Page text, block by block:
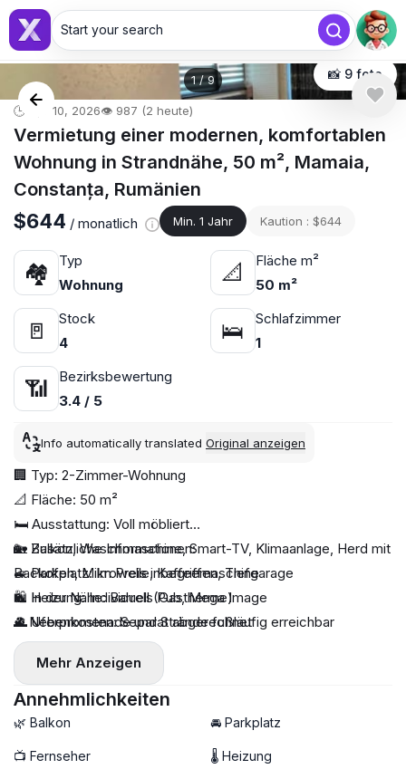
Start your search
1/9 📸 9 foto
🕒 Apr 10, 2026👁️ 987 (2 heute)
Vermietung einer modernen, komfortablen
Wohnung in Strandnähe, 50 m², Mamaia,
Constanța, Rumänien
$644 / monatlich Min. 1 Jahr Kaution : $644
🏘
Typ
Wohnung
📐
Fläche m²
50 m²
🚪
Stock
4
🛌
Schlafzimmer
1
📶
Bezirksbewertung
3.4 / 5
Info automatically translated Original anzeigen
🏢 Typ: 2-Zimmer-Wohnung
📐 Fläche: 50 m²
🛏 Ausstattung: Voll möbliert
🏡 Balkon, Waschmaschine, Smart-TV, Klimaanlage, Herd mit
Backofen, Mikrowelle, Kaffeemaschine
🔥 Heizung: Individuell (Gastherme)
♻️ Nebenkosten: Separat abgerechnet
🧸 Kinder erlaubt: Ja
🐾 Haustiere erlaubt: Nein
📦 Mindestmietdauer: 12 Monate (ANAF-Vertrag)
🔐 Kaution: 1 Monatsmiete
💫 Zusätzliche Informationen:
🚙 Parkplatz: Im Preis inbegriffen, Tiefgarage
🛍️ In der Nähe: Barrels Pub, Mega Image
🌊 Uferpromenade und Strände fußläufig erreichbar
Mehr Anzeigen
Annehmlichkeiten
🌿 Balkon 🚘 Parkplatz
📺 Fernseher 🌡 Heizung